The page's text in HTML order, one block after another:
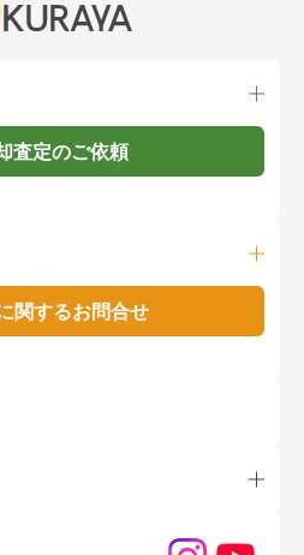
査定のご依頼
関するお問合せ